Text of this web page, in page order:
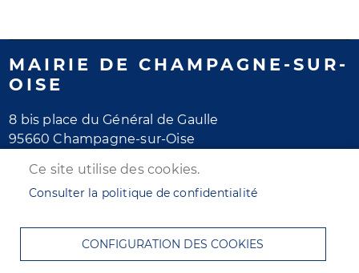
MAIRIE DE CHAMPAGNE-SUR-
OISE
8 bis place du Général de Gaulle
95660 Champagne-sur-Oise
Horaires d'ouverture
Vendredi : de 8h30 à 12h et de 13h30 à 16h30
Samedi : de 8h30 à 12h
Ce site utilise des cookies.
Consulter la politique de confidentialité
CONFIGURATION DES COOKIES